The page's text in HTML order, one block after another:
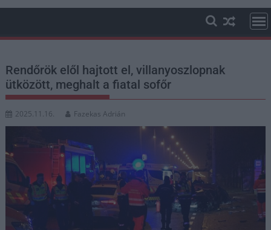
Rendőrök elől hajtott el, villanyoszlopnak
ütközött, meghalt a fiatal sofőr
2025.11.16. Fazekas Adrián